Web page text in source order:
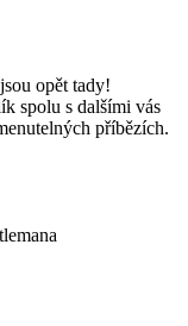
opět tady!
spolu s dalšími vás
příbězích.